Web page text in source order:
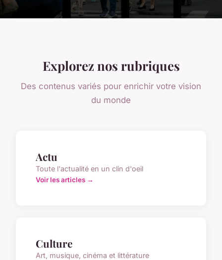
Explorez nos rubriques
Des contenus variés pour enrichir votre vision
du monde
Actu
Toute l'actualité en un clin d'oeil
Voir les articles →
Culture
Art, musique, cinéma et littérature